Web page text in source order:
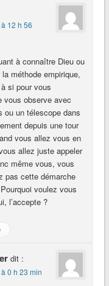
12 h 56
à connaître Dieu ou
méthode empirique,
si pour vous
vous observe avec
ou un télescope dans
depuis une tour
vous allez vous en
allez juste appeler
même vous, vous
pas cette démarche
voulez vous
l’accepte ?
dit :
0 h 23 min